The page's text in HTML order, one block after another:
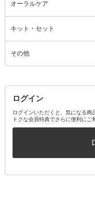
カミソリ
ファンデーション・パウダーケー
ス
ミラー・鏡
ヘッドマッサージブラシ
ザー
アロマキャンドル
消臭剤・芳香剤
ボディケア美容家電
その他美容家電
ウェア全て
レッグウェア
オーラルケア
オーラルケア全て
歯ブラシ
その他オーラルケア
キット・セット
キット・セット全て
ボディケアキット
その他キット・セット
その他
ログイン
ログインいただくと、気になる
トクな会員特典でさらに便利にご